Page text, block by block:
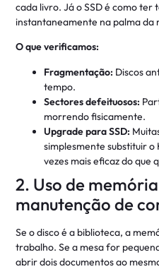
cada livro. Já o SSD é como ter
instantaneamente na palma da
O que verificamos:
Fragmentação: Discos
tempo.
Sectores defeituosos:
morrendo fisicamente.
Upgrade para SSD:
simplesmente substituir o
vezes mais eficaz do que
2. Uso de
manutenção de
Se o disco é a biblioteca, a
trabalho. Se a mesa for
abrir dois documentos ao